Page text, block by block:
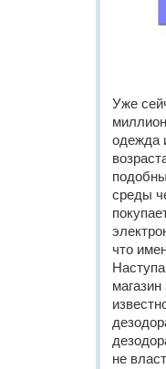
Уже
одежда
среды
что
не